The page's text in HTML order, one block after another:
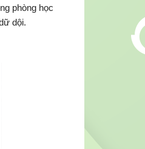
phòng học
dội.